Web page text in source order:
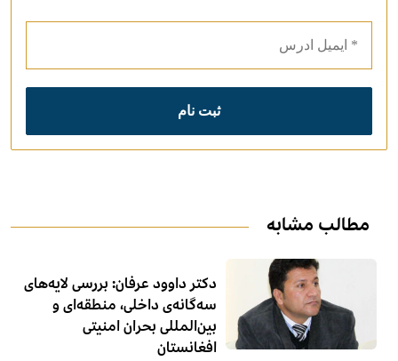
مطالب مشابه
دکتر داوود عرفان: بررسی لایه‌های
سه‌گانه‌ی داخلی، منطقه‌ای و
بین‌المللی بحران امنیتی
افغانستان